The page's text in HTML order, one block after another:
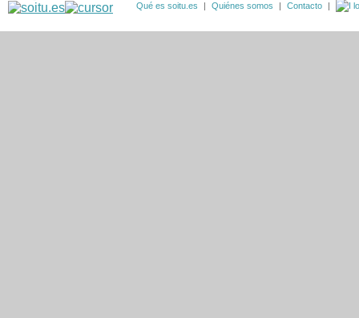
Qué es soitu.es
| Quiénes somos | Contacto |